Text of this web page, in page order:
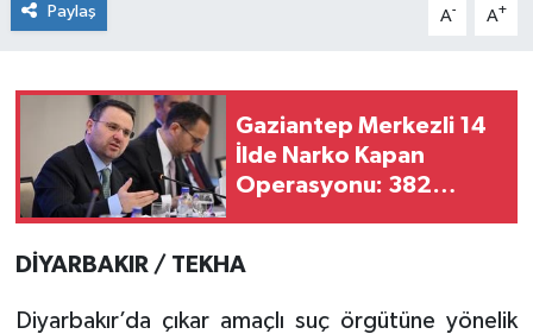
Paylaş A- A+
Gaziantep Merkezli 14
İlde Narko Kapan
Operasyonu: 382
DİYARBAKIR / TEKHA
Diyarbakır’da çıkar amaçlı suç örgütüne yönelik